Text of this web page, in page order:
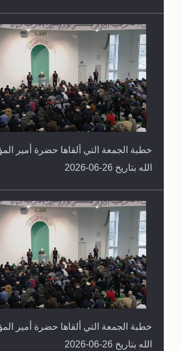
خطبة الجمعة التي ألقاها حضرة أمير
الله بتاريخ 26-06-2026
خطبة الجمعة التي ألقاها حضرة أمير
الله بتاريخ 26-06-2026